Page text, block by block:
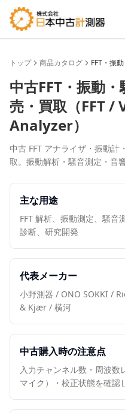
トップ 商品カタログ FFT・振
中古FFT・振動
売・買取（FFT /
Analyzer）
中古 FFT アナライザ・振動計
取。振動解析・騒音測定・音
主な用途
FFT 解析、振動測定、騒音
診断、研究開発
代表メーカー
小野測器 / ONO SOKKI /
& Kjær / 横河
中古購入時の注意点
入力チャンネル数・周波
マイク）・校正状態を確認